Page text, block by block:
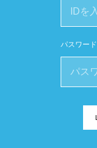
パスワード